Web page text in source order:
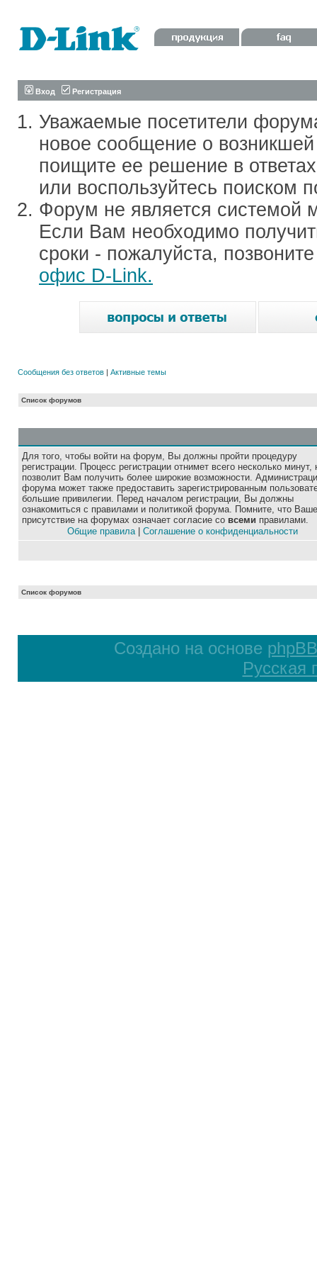
Вход Регистрация
Уважаемые посетители
новое сообщение о
поищите ее решение в
или воспользуйтесь поиском
Форум не является системой
Если Вам необходимо
сроки - пожалуйста,
офис D-Link.
Сообщения без ответов | Активные темы
Список форумов
Для того, чтобы войти на форум, Вы должны пройти процедуру
регистрации. Процесс регистрации отнимет всего несколько минут,
позволит Вам получить более широкие возможности.
форума может также предоставить зарегистрированным
большие привилегии. Перед началом регистрации, Вы должны
ознакомиться с правилами и политикой форума. Помните, что Ваше
присутствие на форумах означает согласие со всеми правилами.
Общие правила| Соглашение о конфиденциальности
Список форумов
Создано на основе phpBB
Русская